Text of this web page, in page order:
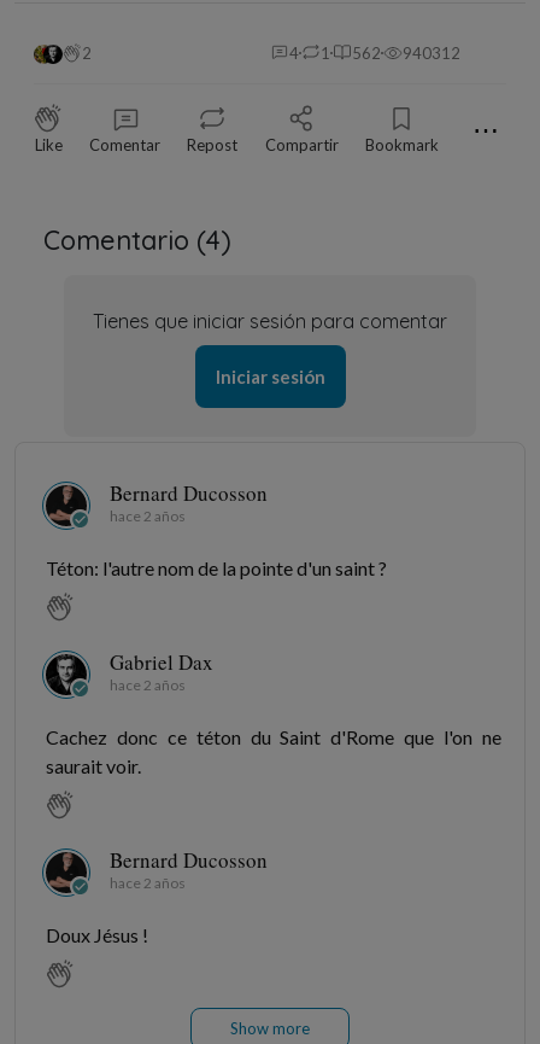
2 4 1 562 940312
Like Comentar Repost Compartir Bookmark ⋯
Comentario (4)
Tienes que iniciar sesión para comentar
Iniciar sesión
Bernard Ducosson
hace 2 años
Téton: l'autre nom de la pointe d'un saint ?
Gabriel Dax
hace 2 años
Cachez donc ce téton du Saint d'Rome que l'on ne
saurait voir.
Bernard Ducosson
hace 2 años
Doux Jésus !
Show more